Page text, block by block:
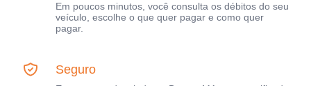
Em poucos minutos, você consulta os débitos do seu
veículo, escolhe o que quer pagar e como quer
pagar.
Seguro